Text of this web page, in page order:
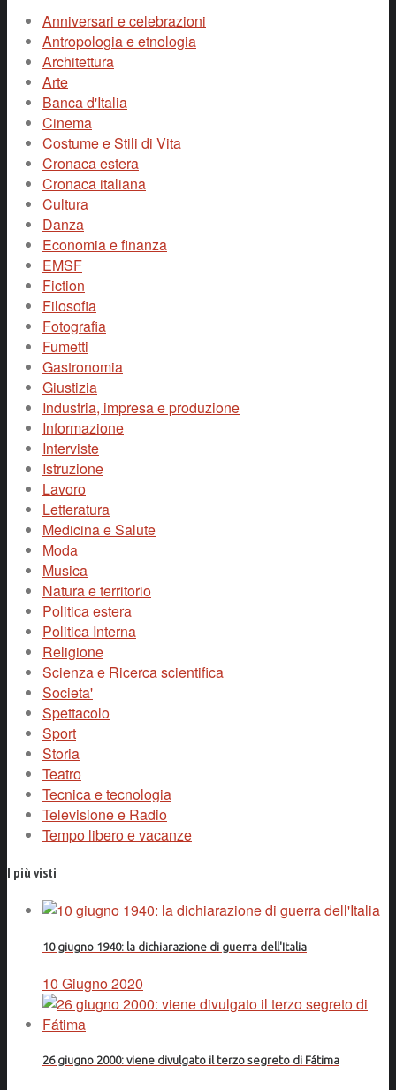
Anniversari e celebrazioni
Antropologia e etnologia
Architettura
Arte
Banca d'Italia
Cinema
Costume e Stili di Vita
Cronaca estera
Cronaca italiana
Cultura
Danza
Economia e finanza
EMSF
Fiction
Filosofia
Fotografia
Fumetti
Gastronomia
Giustizia
Industria, impresa e produzione
Informazione
Interviste
Istruzione
Lavoro
Letteratura
Medicina e Salute
Moda
Musica
Natura e territorio
Politica estera
Politica Interna
Religione
Scienza e Ricerca scientifica
Societa'
Spettacolo
Sport
Storia
Teatro
Tecnica e tecnologia
Televisione e Radio
Tempo libero e vacanze
I più visti
10 giugno 1940: la dichiarazione di guerra dell'Italia
10 Giugno 2020
26 giugno 2000: viene divulgato il terzo segreto di Fátima